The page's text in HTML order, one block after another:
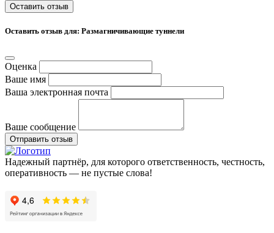
Оставить отзыв
Оставить отзыв для: Размагничивающие туннели
Оценка
Ваше имя
Ваша электронная почта
Ваше сообщение
Отправить отзыв
Надежный партнёр, для которого ответственность, честность,
оперативность — не пустые слова!